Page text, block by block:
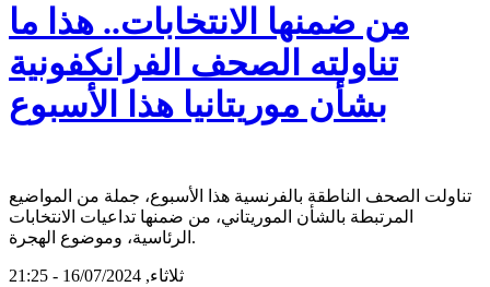
من ضمنها الانتخابات.. هذا ما
تناولته الصحف الفرانكفونية
بشأن موريتانيا هذا الأسبوع
تناولت الصحف الناطقة بالفرنسية هذا الأسبوع، جملة من المواضيع
المرتبطة بالشأن الموريتاني، من ضمنها تداعيات الانتخابات
الرئاسية، وموضوع الهجرة.
ثلاثاء, 16/07/2024 - 21:25